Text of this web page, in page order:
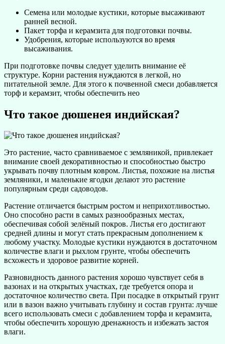
Семена или молодые кустики, которые высаживают
ранней весной.
Пакет торфа и керамзита для подготовки почвы.
Удобрения, которые используются во время
высаживания.
При подготовке почвы следует уделить внимание её
структуре. Корни растения нуждаются в легкой, но
питательной земле. Для этого к почвенной смеси добавляется
торф и керамзит, чтобы обеспечить нео
Что такое дюшенея индийская?
Это растение, часто сравниваемое с земляникой, привлекает
внимание своей декоративностью и способностью быстро
укрывать почву плотным ковром. Листья, похожие на листья
земляники, и маленькие ягодки делают это растение
популярным среди садоводов.
Растение отличается быстрым ростом и неприхотливостью.
Оно способно расти в самых разнообразных местах,
обеспечивая собой зелёный покров. Листья его достигают
средней длины и могут стать прекрасным дополнением к
любому участку. Молодые кустики нуждаются в достаточном
количестве влаги и рыхлом грунте, чтобы обеспечить
всхожесть и здоровое развитие корней.
Разновидность данного растения хорошо чувствует себя в
вазонах и на открытых участках, где требуется опора и
достаточное количество света. При посадке в открытый грунт
или в вазон важно учитывать глубину и состав грунта: лучше
всего использовать смеси с добавлением торфа и керамзита,
чтобы обеспечить хорошую дренажность и избежать застоя
влаги.